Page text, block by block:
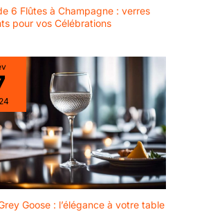
6 Flûtes à Champagne : verres
pour vos Célébrations
Goose : l’élégance à votre table